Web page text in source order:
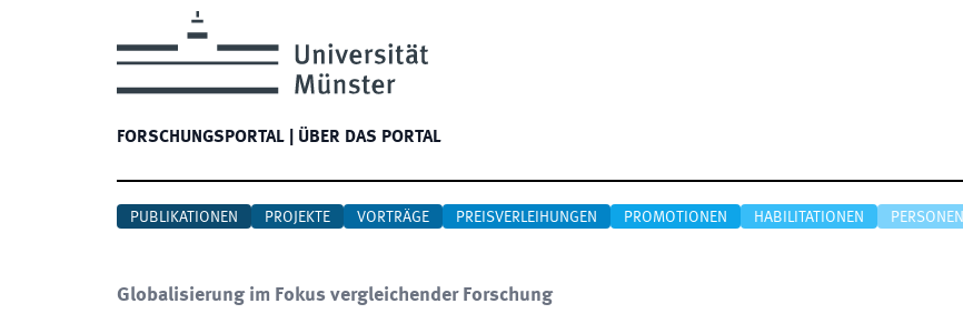
FORSCHUNGSPORTAL ÜBER DAS PORTAL
PUBLIKATIONEN PROJEKTE VORTRÄGE PREISVERLEIHUNGEN PROMOTIONEN HABILITATIONEN PERSONEN
Globalisierung im Fokus vergleichender Forschung